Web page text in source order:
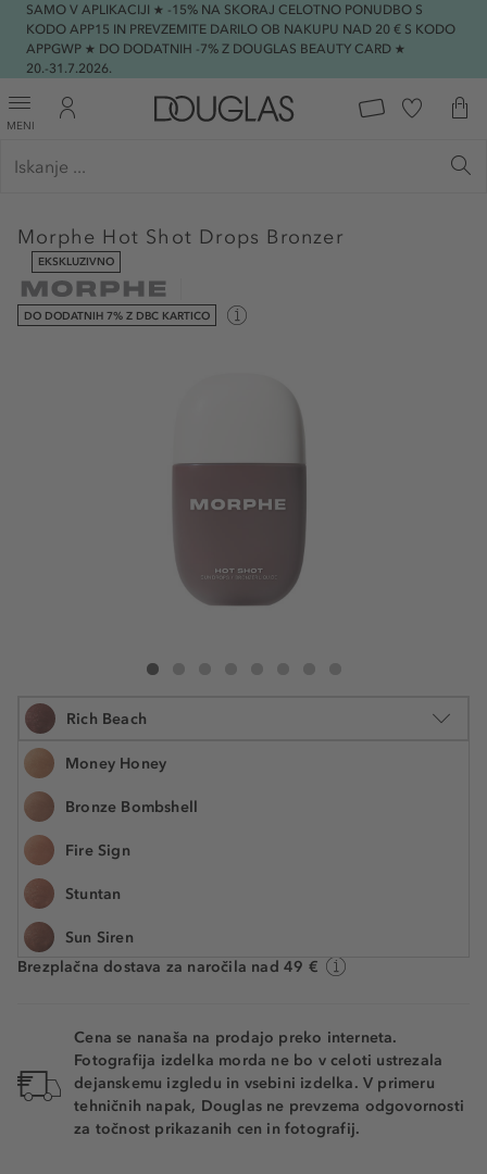
SAMO V APLIKACIJI ★ -15% NA SKORAJ CELOTNO PONUDBO S
KODO APP15 IN PREVZEMITE DARILO OB NAKUPU NAD 20 € S KODO
APPGWP ★ DO DODATNIH -7% Z DOUGLAS BEAUTY CARD ★
20.-31.7.2026.
MENI
Morphe Hot Shot Drops Bronzer
EKSKLUZIVNO
DO DODATNIH 7% Z DBC KARTICO
Morphe Hot Shot Bronzer Drops
Rich Beach
Money Honey
Bronze Bombshell
Fire Sign
Stuntan
Sun Siren
30 ml
Čas dostave približno 5 dni
Brezplačna dostava za naročila nad 49 €
Cena se nanaša na prodajo preko interneta.
Fotografija izdelka morda ne bo v celoti ustrezala
dejanskemu izgledu in vsebini izdelka. V primeru
tehničnih napak, Douglas ne prevzema odgovornosti
za točnost prikazanih cen in fotografij.